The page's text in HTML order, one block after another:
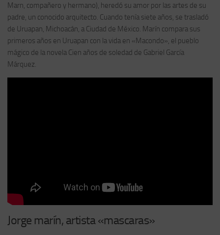
Marn, compañero y hermano), heredó su amor por las artes de su
padre, un conocido arquitecto. Cuando tenía siete años, se trasladó
de Uruapan, Michoacán, a Ciudad de México. Marín compara sus
primeros años en Uruapan con la vida en «Macondo», el pueblo
mágico de la novela Cien años de soledad de Gabriel García
Márquez.
Jorge marín, artista «mascaras»